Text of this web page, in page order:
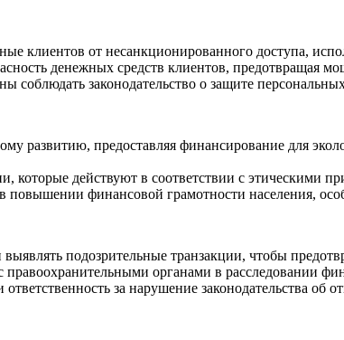
от несанкционированного доступа,
денежных средств клиентов, предотвращая
соблюдать законодательство о защите
развитию, предоставляя финансирование для
которые действуют в соответствии с этическими
финансовой грамотности населения,
подозрительные транзакции, чтобы
органами в расследовании
за нарушение законодательства